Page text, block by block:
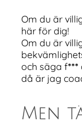
Om du är
här för dig!
Om du är
och säga f***
då är jag
Men